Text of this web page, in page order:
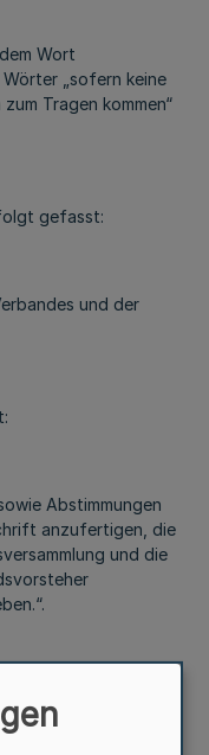
Wort
Wörter „sofern keine
Tragen kommen“
gefasst:
und der
Abstimmungen
anzufertigen, die
und die
gefasst: